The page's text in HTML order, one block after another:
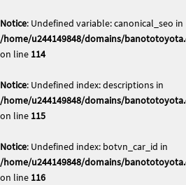
Notice: Undefined variable: canonical_seo in
/home/u244149848/domains/
on line 114
Notice: Undefined index: descriptions in
/home/u244149848/domains/
on line 115
Notice: Undefined index: botvn_car_id in
/home/u244149848/domains/
on line 116